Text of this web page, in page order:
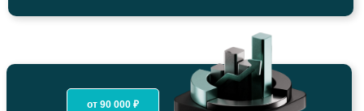
от 90 000 ₽